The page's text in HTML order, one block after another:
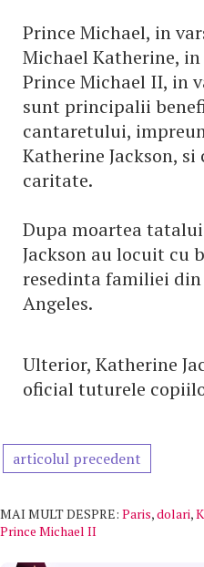
Prince Michael, in
Michael Katherine,
Prince Michael II, in
sunt principalii
cantaretului,
Katherine Jackson,
caritate.
Dupa moartea
Jackson au locuit cu
resedinta familiei
Angeles.
Ulterior, Katherine
oficial tuturele
articolul precedent
MAI MULT DESPRE: Paris,dolari,
Prince Michael II